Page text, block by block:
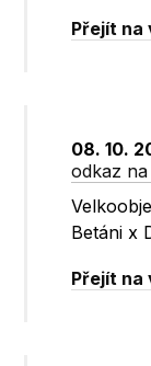
Přejít na
08. 10.
odkaz
Betáni x
Přejít na